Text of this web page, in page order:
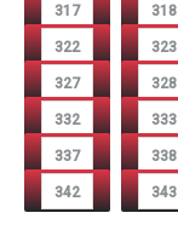
317 318
322 323
327 328
332 333
337 338
342 343